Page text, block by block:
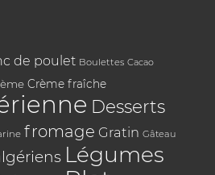
de poulet Boulettes Cacao
Crème fraîche
Desserts
fromage Gratin Gâteau
Légumes